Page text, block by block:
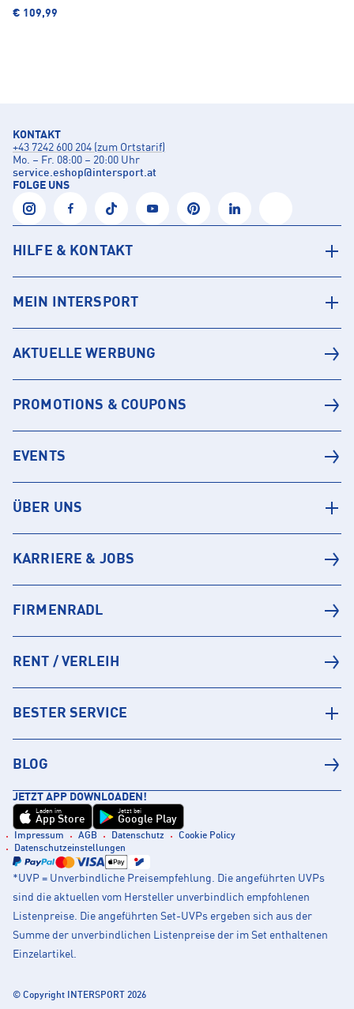
€ 109,99
KONTAKT
+43 7242 600 204 (zum Ortstarif)
Mo. – Fr. 08:00 – 20:00 Uhr
service.eshop@intersport.at
FOLGE UNS
HILFE & KONTAKT
MEIN INTERSPORT
AKTUELLE WERBUNG
PROMOTIONS & COUPONS
EVENTS
ÜBER UNS
KARRIERE & JOBS
FIRMENRADL
RENT / VERLEIH
BESTER SERVICE
BLOG
JETZT APP DOWNLOADEN!
Laden im
App Store
Jetzt bei
Google Play
Impressum AGB Datenschutz
Cookie Policy
Datenschutzeinstellungen
*UVP = Unverbindliche Preisempfehlung. Die angeführten UVPs
sind die aktuellen vom Hersteller unverbindlich empfohlenen
Listenpreise. Die angeführten Set-UVPs ergeben sich aus der
Summe der unverbindlichen Listenpreise der im Set enthaltenen
Einzelartikel.
© Copyright INTERSPORT 2026